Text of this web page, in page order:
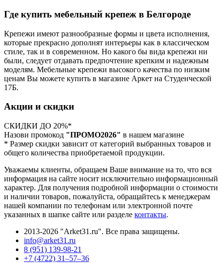
Где купить мебельный крепеж в Белгороде
Крепежи имеют разнообразные формы и цвета исполнения,
которые прекрасно дополнят интерьеры как в классическом
стиле, так и в современном. Но какого бы вида крепежи ни
были, следует отдавать предпочтение крепким и надежным
моделям. Мебельные крепежи высокого качества по низким
ценам Вы можете купить в магазине Аркет на Студенческой
17Б.
Акции и скидки
СКИДКИ ДО 20%*
Назови промокод "ПРОМО2026" в нашем магазине
* Размер скидки зависит от категорий выбранных товаров и
общего количества приобретаемой продукции.
Уважаемы клиенты, обращаем Ваше внимание на то, что вся
информация на сайте носит исключительно информационный
характер. Для получения подробной информации о стоимости
и наличии товаров, пожалуйста, обращайтесь к менеджерам
нашей компании по телефонам или электронной почте
указанных в шапке сайте или разделе контакты.
2013-2026 "Arket31.ru". Все права защищены.
info@arket31.ru
8 (951) 139-98-21
+7 (4722) 31‒57‒36